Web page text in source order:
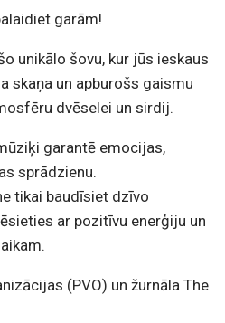
garām!
unikālo šovu, kur jūs ieskaus
skaņa un apburošs gaismu
dvēselei un sirdij.
garantē emocijas,
sprādzienu.
tikai baudīsiet dzīvo
ar pozitīvu enerģiju un
(PVO) un žurnāla The